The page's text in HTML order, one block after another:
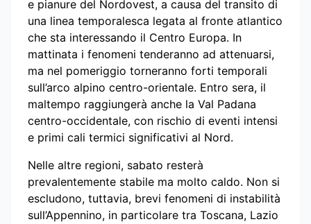
e pianure del Nordovest, a causa del transito di
una linea temporalesca legata al fronte atlantico
che sta interessando il Centro Europa. In
mattinata i fenomeni tenderanno ad attenuarsi,
ma nel pomeriggio torneranno forti temporali
sull’arco alpino centro-orientale. Entro sera, il
maltempo raggiungerà anche la Val Padana
centro-occidentale, con rischio di eventi intensi
e primi cali termici significativi al Nord.
Nelle altre regioni, sabato resterà
prevalentemente stabile ma molto caldo. Non si
escludono, tuttavia, brevi fenomeni di instabilità
sull’Appennino, in particolare tra Toscana, Lazio